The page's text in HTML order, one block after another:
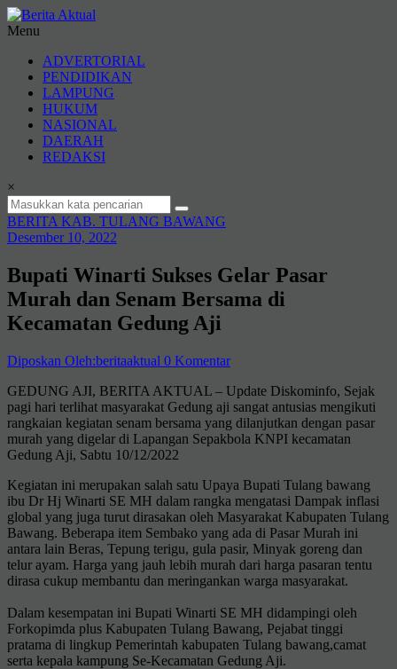
Lompat
ke
Aktual
terpercaya
Menu
ADVERTORIAL
PENDIDIKAN
LAMPUNG
HUKUM
NASIONAL
DAERAH
REDAKSI
×
BERITA KAB. TULANG BAWANG
Desember 10, 2022
Bupati Winarti Sukses Gelar Pasar
Murah dan Senam Bersama di
Kecamatan Gedung Aji
Diposkan Oleh:beritaaktual 0 Komentar
GEDUNG AJI, BERITA AKTUAL – Update Diskominfo, Sejak
pagi hari terlihat masyarakat Gedung aji sangat antusias mengikuti
rangkaian kegiatan senam bersama yang dilanjutkan dengan pasar
murah yang digelar di Lapangan Sepakbola KNPI kecamatan
Gedung Aji, Sabtu 10/12/2022
Kegiatan ini merupakan salah satu Upaya Bupati Tulang bawang
ibu Dr Hj Winarti SE MH dalam rangka mengatasi Dampak inflasi
global yang juga turut dirasakan oleh Masyarakat Kabupaten Tulang
Bawang. Beberapa item Sembako yang ada di Pasar Murah ini
antara lain Beras, Tepung terigu, gula pasir, Minyak goreng dan
telur ayam. Harga yang jauh lebih murah dari harga pasaran tentu
dirasa cukup membantu dan meringankan warga masyarakat.
Dalam kesempatan ini Bupati Winarti SE MH didampingi oleh
Forkopimda plus Kabupaten Tulang Bawang, Pejabat tinggi
pratama di lingkup Pemerintah kabupaten Tulang bawang,camat
serta kepala kampung Se-Kecamatan Gedung Aji.